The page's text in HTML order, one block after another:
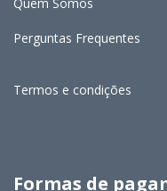
Perguntas Frequentes
Termos e condições
Formas de